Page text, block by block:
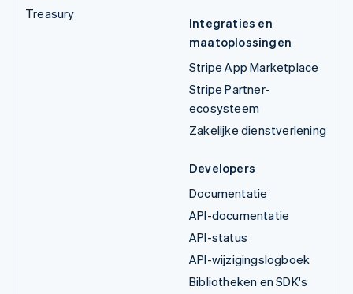
Treasury
Integraties en
maatoplossingen
Stripe App Marketplace
Stripe Partner-
ecosysteem
Zakelijke dienstverlening
Developers
Documentatie
API-documentatie
API-status
API-wijzigingslogboek
Bibliotheken en SDK's